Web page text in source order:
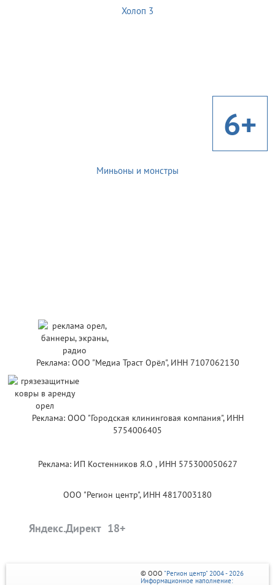
Холоп 3
6+
Миньоны и монстры
Реклама: ООО "Медиа Траст Орёл", ИНН 7107062130
Реклама: ООО "Городская клининговая компания", ИНН
5754006405
Реклама: ИП Костенников Я.О , ИНН 575300050627
ООО "Регион центр", ИНН 4817003180
Яндекс.Директ
© ООО "Регион центр" 2004 - 2026
Информационное наполнение: